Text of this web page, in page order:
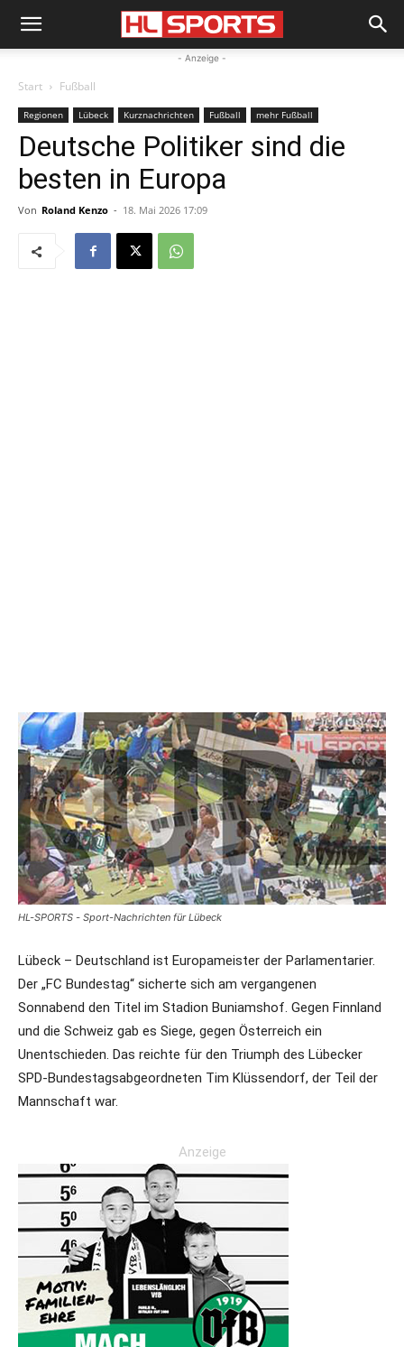
- Anzeige -
Start Fußball
Regionen Lübeck Kurznachrichten Fußball mehr Fußball
Deutsche Politiker sind die
besten in Europa
Von Roland Kenzo - 18. Mai 2026 17:09
HL-SPORTS - Sport-Nachrichten für Lübeck
Lübeck – Deutschland ist Europameister der Parlamentarier.
Der „FC Bundestag“ sicherte sich am vergangenen
Sonnabend den Titel im Stadion Buniamshof. Gegen Finnland
und die Schweiz gab es Siege, gegen Österreich ein
Unentschieden. Das reichte für den Triumph des Lübecker
SPD-Bundestagsabgeordneten Tim Klüssendorf, der Teil der
Mannschaft war.
Anzeige